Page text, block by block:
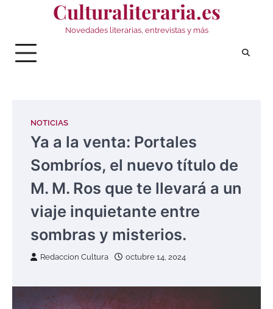
Culturaliteraria.es
Novedades literarias, entrevistas y más
NOTICIAS
Ya a la venta: Portales
Sombríos, el nuevo título de
M. M. Ros que te llevará a un
viaje inquietante entre
sombras y misterios.
Redaccion Cultura octubre 14, 2024